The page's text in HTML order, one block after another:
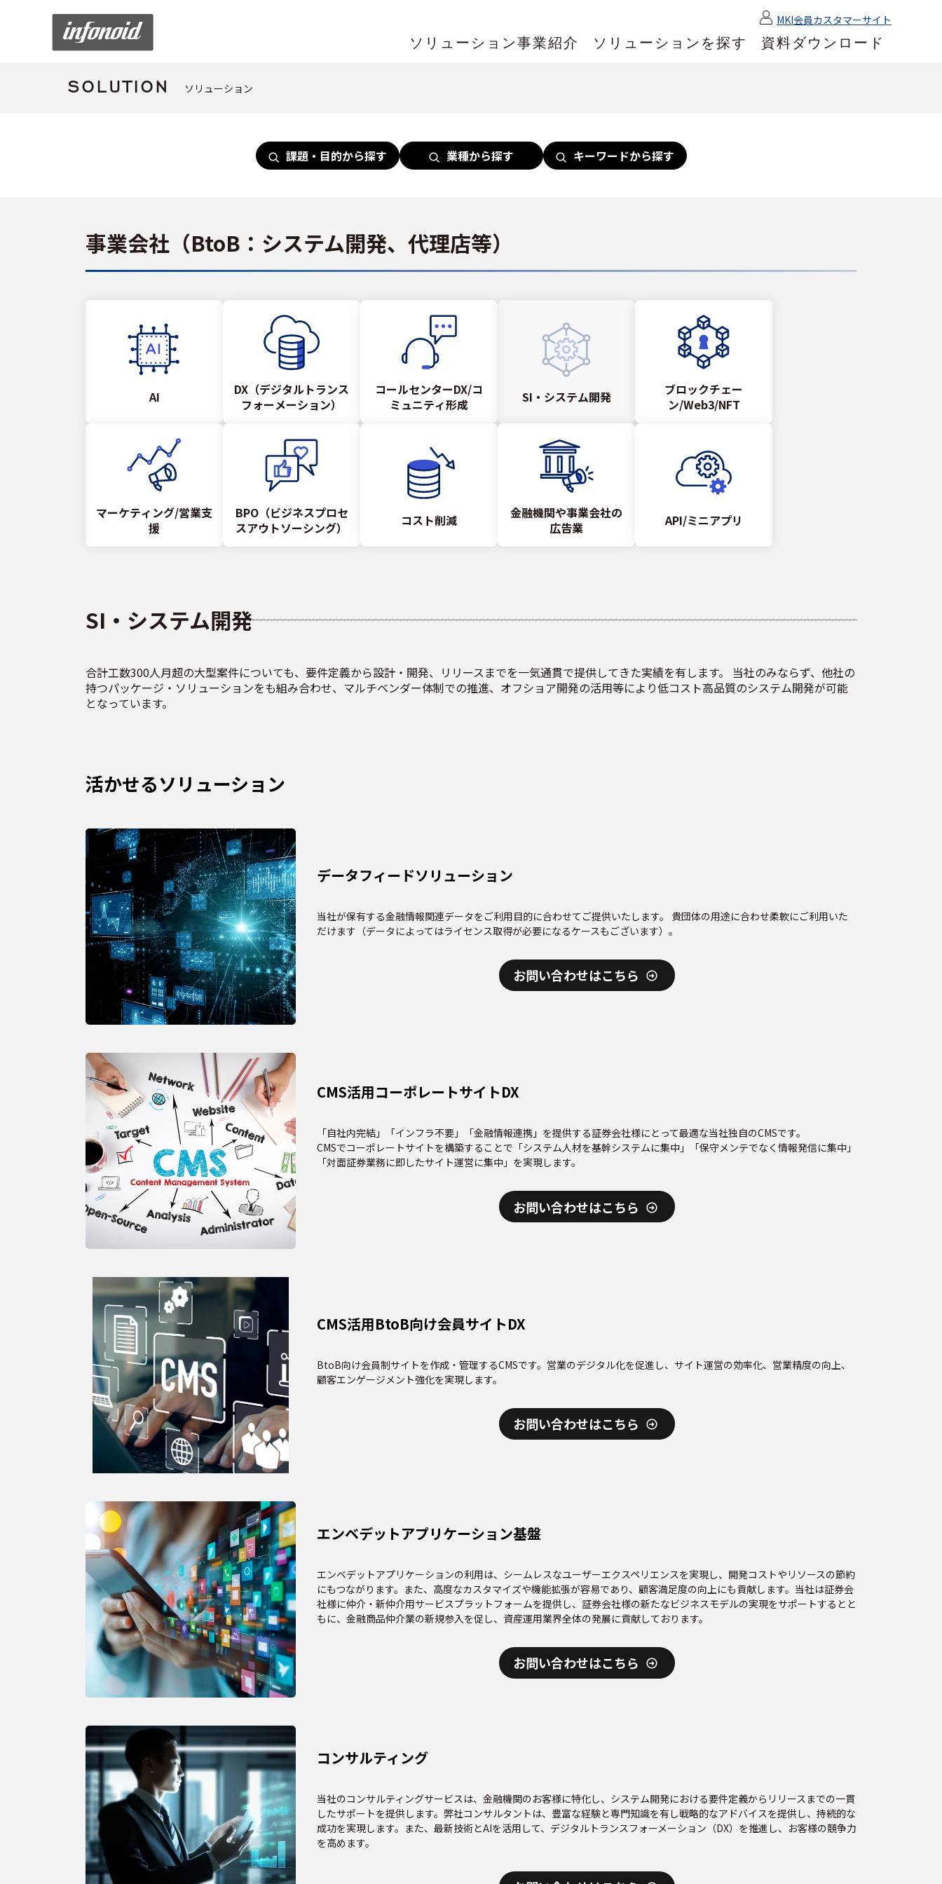
MKI会員カスタマーサイト
ソリューション事業紹介 ソリューションを探す 資料ダウンロード
SOLUTION ソリューション
課題・目的から探す 業種から探す キーワードから探す
事業会社（BtoB：システム開発、代理店等）
AI
DX（デジタルトランス
フォーメーション）
コールセンターDX/コ
ミュニティ形成
SI・システム開発
ブロックチェー
ン/Web3/NFT
マーケティング/営業支
援
BPO（ビジネスプロセ
スアウトソーシング）
コスト削減
金融機関や事業会社の
広告業
API/ミニアプリ
SI・システム開発
合計工数300人月超の大型案件についても、要件定義から設計・開発、リリースまでを一気通貫で提供してきた実績を有します。 当社のみならず、他社の
持つパッケージ・ソリューションをも組み合わせ、マルチベンダー体制での推進、オフショア開発の活用等により低コスト高品質のシステム開発が可能
となっています。
活かせるソリューション
データフィードソリューション
当社が保有する金融情報関連データをご利用目的に合わせてご提供いたします。 貴団体の用途に合わせ柔軟にご利用いた
だけます（データによってはライセンス取得が必要になるケースもございます）。
お問い合わせはこちら
CMS活用コーポレートサイトDX
「自社内完結」「インフラ不要」「金融情報連携」を提供する証券会社様にとって最適な当社独自のCMSです。
CMSでコーポレートサイトを構築することで「システム人材を基幹システムに集中」「保守メンテでなく情報発信に集中」
「対面証券業務に即したサイト運営に集中」を実現します。
お問い合わせはこちら
CMS活用BtoB向け会員サイトDX
BtoB向け会員制サイトを作成・管理するCMSです。営業のデジタル化を促進し、サイト運営の効率化、営業精度の向上、
顧客エンゲージメント強化を実現します。
お問い合わせはこちら
エンベデットアプリケーション基盤
エンベデットアプリケーションの利用は、シームレスなユーザーエクスペリエンスを実現し、開発コストやリソースの節約
にもつながります。また、高度なカスタマイズや機能拡張が容易であり、顧客満足度の向上にも貢献します。当社は証券会
社様に仲介・新仲介用サービスプラットフォームを提供し、証券会社様の新たなビジネスモデルの実現をサポートするとと
もに、金融商品仲介業の新規参入を促し、資産運用業界全体の発展に貢献しております。
お問い合わせはこちら
コンサルティング
当社のコンサルティングサービスは、金融機関のお客様に特化し、システム開発における要件定義からリリースまでの一貫
したサポートを提供します。弊社コンサルタントは、豊富な経験と専門知識を有し戦略的なアドバイスを提供し、持続的な
成功を実現します。また、最新技術とAIを活用して、デジタルトランスフォーメーション（DX）を推進し、お客様の競争力
を高めます。